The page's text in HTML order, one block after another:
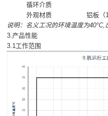
循环介质
外观材质
铝板（
说明：名义工况的环境温度为40°C,
3.产品性能
3.1工作范围